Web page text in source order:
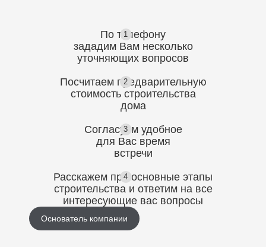
1
По телефону
зададим Вам несколько
уточняющих вопросов
2
Посчитаем предварительную
стоимость строительства
дома
3
Согласуем удобное
для Вас время
встречи
4
Расскажем про основные этапы
строительства и ответим на все
интересующие вас вопросы
Основатель компании